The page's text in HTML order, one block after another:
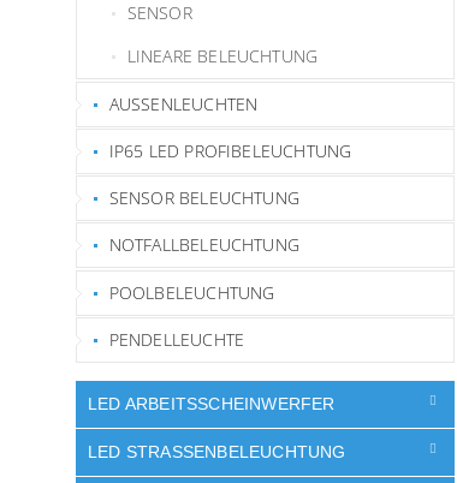
SENSOR
LINEARE BELEUCHTUNG
AUSSENLEUCHTEN
IP65 LED PROFIBELEUCHTUNG
SENSOR BELEUCHTUNG
NOTFALLBELEUCHTUNG
POOLBELEUCHTUNG
PENDELLEUCHTE
LED ARBEITSSCHEINWERFER
LED STRASSENBELEUCHTUNG